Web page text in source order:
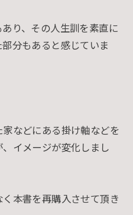
り、その人生訓を素直に
分もあると感じていま
などにある掛け軸などを
イメージが変化しまし
本書を再購入させて頂き